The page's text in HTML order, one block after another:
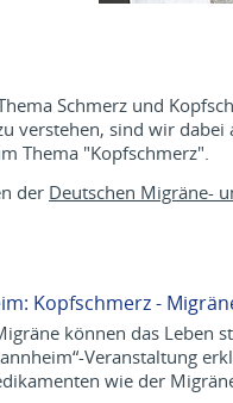
Schmerz und
verstehen, sind wir
Thema "Kopfschmerz".
der Deutschen Migräne-
Kopfschmerz -
können das Leben
Veranstaltung
wie der